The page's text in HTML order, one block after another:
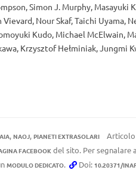
Simon J. Murphy, Masayuki
Nour Skaf, Taichi Uyama,
Kudo, Michael McElwain,
Krzysztof Hełminiak, Jungmi
, NAOJ, PIANETI EXTRASOLARI
FACEBOOKdel sito. Per segnalare
MODULO DEDICATO. Doi: 10.20371/